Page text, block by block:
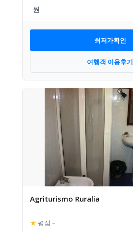
최저가확인
여행객 이용후기
Agriturismo Ruralia
★ 평점 –